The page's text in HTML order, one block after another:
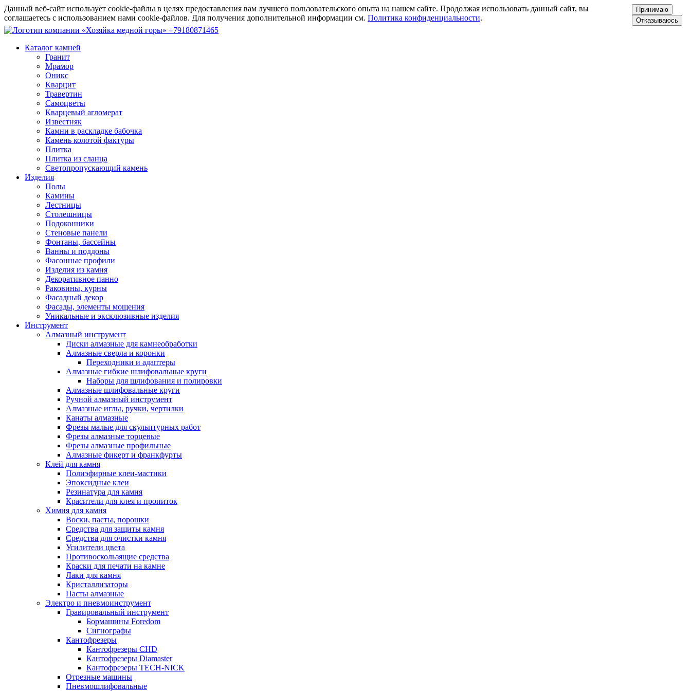
Данный веб-сайт использует cookie-файлы в целях предоставления вам лучшего пользовательского опыта на нашем сайте. Продолжая использовать данный сайт, вы
соглашаетесь с использованием нами cookie-файлов. Для получения дополнительной информации см. Политика конфиденциальности.
Принимаю
Отказываюсь
+79180871465
Каталог камней
Гранит
Мрамор
Оникс
Кварцит
Травертин
Самоцветы
Кварцевый агломерат
Известняк
Камни в раскладке бабочка
Камень колотой фактуры
Плитка
Плитка из сланца
Светопропускающий камень
Изделия
Полы
Камины
Лестницы
Столешницы
Подоконники
Стеновые панели
Фонтаны, бассейны
Ванны и поддоны
Фасонные профили
Изделия из камня
Декоративное панно
Раковины, курны
Фасадный декор
Фасады, элементы мощения
Уникальные и эксклюзивные изделия
Инструмент
Алмазный инструмент
Диски алмазные для камнеобработки
Алмазные сверла и коронки
Переходники и адаптеры
Алмазные гибкие шлифовальные круги
Наборы для шлифования и полировки
Алмазные шлифовальные круги
Ручной алмазный инструмент
Алмазные иглы, ручки, чертилки
Канаты алмазные
Фрезы малые для скульптурных работ
Фрезы алмазные торцевые
Фрезы алмазные профильные
Алмазные фикерт и франкфурты
Клей для камня
Полиэфирные клеи-мастики
Эпоксидные клеи
Резинатура для камня
Красители для клея и пропиток
Химия для камня
Воски, пасты, порошки
Средства для защиты камня
Средства для очистки камня
Усилители цвета
Противоскользящие средства
Краски для печати на камне
Лаки для камня
Кристаллизаторы
Пасты алмазные
Электро и пневмоинструмент
Гравировальный инструмент
Бормашины Foredom
Сигнографы
Кантофрезеры
Кантофрезеры CHD
Кантофрезеры Diamaster
Кантофрезеры TECH-NICK
Отрезные машины
Пневмошлифовальные